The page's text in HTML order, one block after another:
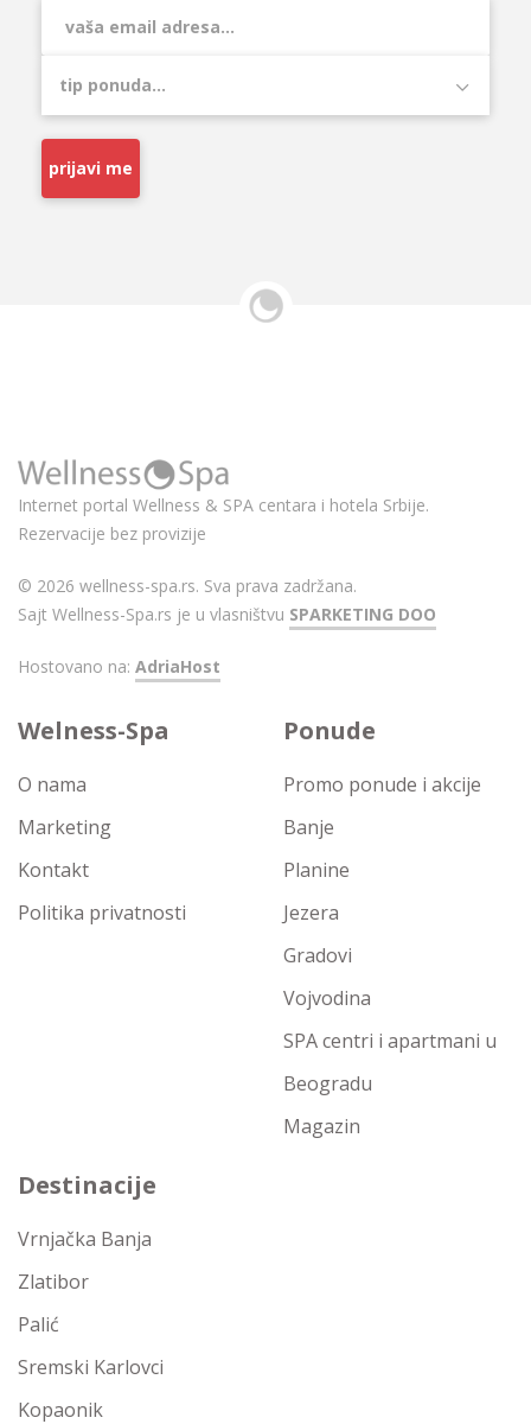
prijavi me
Internet portal Wellness & SPA centara i hotela Srbije.
Rezervacije bez provizije
© 2026 wellness-spa.rs. Sva prava zadržana.
Sajt Wellness-Spa.rs je u vlasništvu SPARKETING DOO
Hostovano na: AdriaHost
Welness-Spa
O nama
Marketing
Kontakt
Politika privatnosti
Ponude
Promo ponude i akcije
Banje
Planine
Jezera
Gradovi
Vojvodina
SPA centri i apartmani u
Beogradu
Magazin
Destinacije
Vrnjačka Banja
Zlatibor
Palić
Sremski Karlovci
Kopaonik